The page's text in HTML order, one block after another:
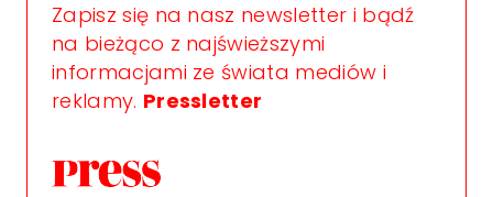
Zapisz się na nasz newsletter i bądź
na bieżąco z najświeższymi
informacjami ze świata mediów i
reklamy. Pressletter